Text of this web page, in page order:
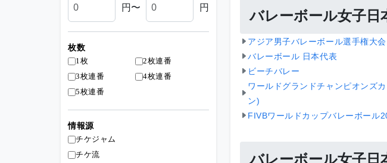
バレーボール女子日
アジア男子バレーボール選手権大会
バレーボール 日本代表
ビーチバレー
ワールドグランドチャンピオンズ
ン)
FIVBワールドカップバレーボール
バレーボール女子日
円〜 円
枚数
1枚
2枚連番
3枚連番
4枚連番
5枚連番
情報源
チケジャム
チケ流